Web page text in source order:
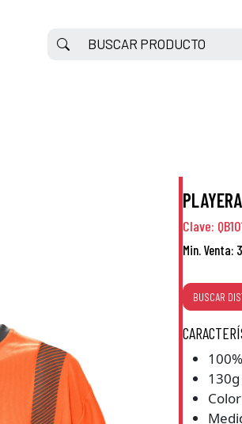
Clave:
Min. Venta: 3
BUSCAR